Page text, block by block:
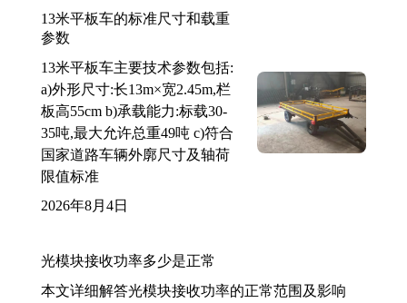
13米平板车的标准尺寸和载重
参数
13米平板车主要技术参数包括:
a)外形尺寸:长13m×宽2.45m,栏
板高55cm b)承载能力:标载30-
35吨,最大允许总重49吨 c)符合
国家道路车辆外廓尺寸及轴荷
限值标准
2026年8月4日
光模块接收功率多少是正常
本文详细解答光模块接收功率的正常范围及影响